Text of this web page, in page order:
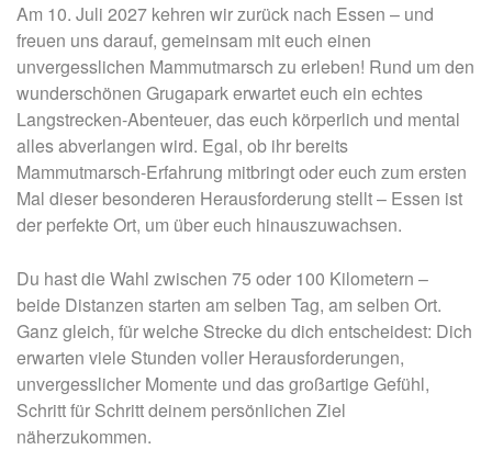
Am 10. Juli 2027 kehren wir zurück nach Essen – und
freuen uns darauf, gemeinsam mit euch einen
unvergesslichen Mammutmarsch zu erleben! Rund um den
wunderschönen Grugapark erwartet euch ein echtes
Langstrecken-Abenteuer, das euch körperlich und mental
alles abverlangen wird. Egal, ob ihr bereits
Mammutmarsch-Erfahrung mitbringt oder euch zum ersten
Mal dieser besonderen Herausforderung stellt – Essen ist
der perfekte Ort, um über euch hinauszuwachsen.
Du hast die Wahl zwischen 75 oder 100 Kilometern –
beide Distanzen starten am selben Tag, am selben Ort.
Ganz gleich, für welche Strecke du dich entscheidest: Dich
erwarten viele Stunden voller Herausforderungen,
unvergesslicher Momente und das großartige Gefühl,
Schritt für Schritt deinem persönlichen Ziel
näherzukommen.